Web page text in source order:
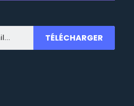
TÉLÉCHARGER